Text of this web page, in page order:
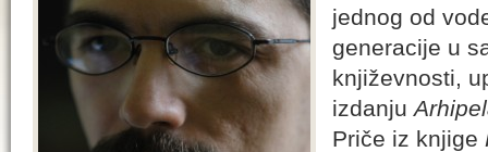
jednog od
generacije u
književnosti,
izdanju
Priče iz knjige